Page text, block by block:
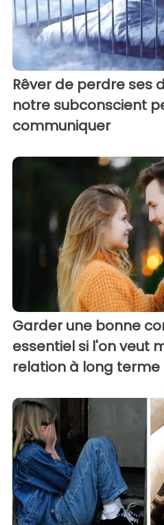
Rêver de perdre ses
notre subconscient
communiquer
Garder une bonne
essentiel si l'on veut
relation à long terme